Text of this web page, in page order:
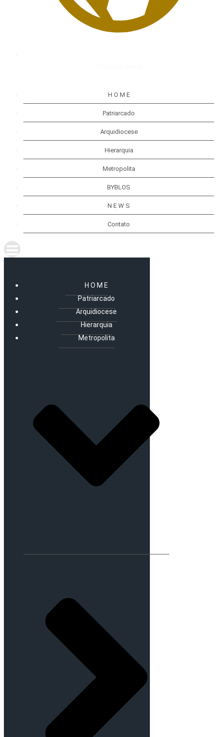
H O M E
Patriarcado
Arquidiocese
Hierarquia
Metropolita
BYBLOS
N E W S
Contato
H O M E
Patriarcado
Arquidiocese
Hierarquia
Metropolita